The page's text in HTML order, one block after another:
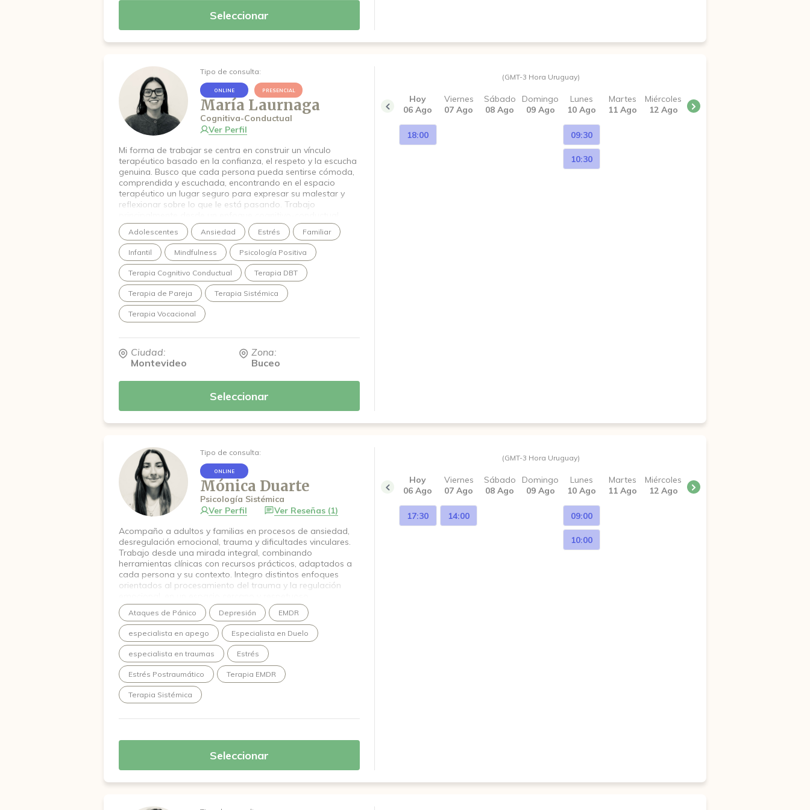
Seleccionar
Tipo de consulta:
ONLINE PRESENCIAL
María Laurnaga
Cognitiva-Conductual
Ver Perfil
Mi forma de trabajar se centra en construir un vínculo
terapéutico basado en la confianza, el respeto y la escucha
genuina. Busco que cada persona pueda sentirse cómoda,
comprendida y escuchada, encontrando en el espacio
terapéutico un lugar seguro para expresar su malestar y
reflexionar sobre lo que le está pasando. Trabajo
integrando también una mirada sistémica que contempla
no solo los procesos individuales, sino también los vínculos,
las relaciones y el contexto en el que la persona se
desarrolla. Me apoyo en herramientas psicológicas
validadas empíricamente, ofreciendo un espacio con
estructura y claridad, sin perder de vista que somos
personas con historias y tiempos propios. Priorizo siempre
el bienestar del paciente, cuidando el encuadre y
sosteniendo una práctica ética y responsable. Acompaño a
las personas en la comprensión de sus procesos, el
consigo mismas.
Adolescentes Ansiedad Estrés Familiar
Infantil Mindfulness Psicología Positiva
Terapia Cognitivo Conductual Terapia DBT
Terapia de Pareja Terapia Sistémica
Terapia Vocacional
Ciudad:
Montevideo
Zona:
Buceo
Seleccionar
(GMT-3 Hora Uruguay)
Hoy
06 Ago
18:00
Viernes
07 Ago
Sábado
08 Ago
Domingo
09 Ago
Lunes
10 Ago
09:30
10:30
Martes
11 Ago
Miércoles
12 Ago
Tipo de consulta:
ONLINE
Mónica Duarte
Psicología Sistémica
Ver Perfil
Ver Reseñas (1)
Acompaño a adultos y familias en procesos de ansiedad,
desregulación emocional, trauma y dificultades vinculares.
Trabajo desde una mirada integral, combinando
herramientas clínicas con recursos prácticos, adaptados a
cada persona y su contexto. Integro distintos enfoques
orientados al procesamiento del trauma y la regulación
Mi objetivo es ofrecer un espacio seguro donde puedas
entender lo que te pasa, sentirte acompañado/a y construir
herramientas reales para estar mejor.
Ataques de Pánico Depresión EMDR
especialista en apego Especialista en Duelo
especialista en traumas Estrés
Estrés Postraumático Terapia EMDR
Terapia Sistémica
Seleccionar
(GMT-3 Hora Uruguay)
Hoy
06 Ago
17:30
Viernes
07 Ago
14:00
Sábado
08 Ago
Domingo
09 Ago
Lunes
10 Ago
09:00
10:00
Martes
11 Ago
Miércoles
12 Ago